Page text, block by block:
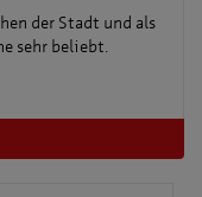
der Stadt und als
sehr beliebt.